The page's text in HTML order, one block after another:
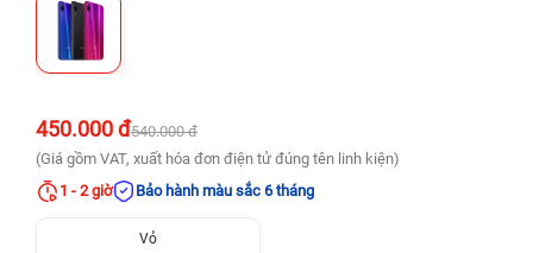
450.000 đ540.000 đ
(Giá gồm VAT, xuất hóa đơn điện tử đúng tên linh kiện)
1 - 2 giờ
Bảo hành màu sắc 6 tháng
Vỏ